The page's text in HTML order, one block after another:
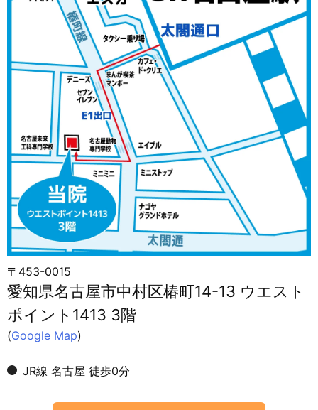
〒453-0015
愛知県名古屋市中村区椿町14-13 ウエスト
ポイント1413 3階
(Google Map)
JR線 名古屋 徒歩0分